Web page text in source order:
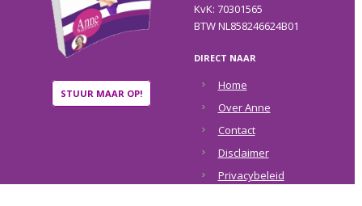
STUUR MAAR OP!
KvK: 70301565
BTW NL858246624B01
DIRECT NAAR
Home
Over Anne
Contact
Disclaimer
Privacybeleid